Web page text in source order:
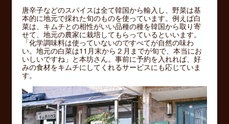
唐辛子などのスパイスは全て韓国から輸入し、野菜は基
本的に地元で採れた旬のものを使っています。例えば白
菜は、キムチとの相性がいい品種の種を韓国から取り寄
せて、地元の農家に栽培してもらっているといいます。
「化学調味料は使っていないのですべてが自然の味わ
い。地元の白菜は11月末から２月までが旬で、本当にお
いしいですね」と本坊さん。事前に予約を入れれば、好
みの食材をキムチにしてくれるサービスにも応じていま
す。